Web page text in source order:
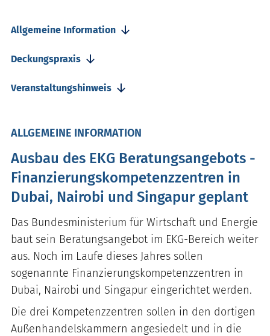
Allgemeine Information
Deckungspraxis
Veranstaltungshinweis
ALLGEMEINE INFORMATION
Ausbau des EKG Beratungsangebots -
Finanzierungskompetenzzentren in
Dubai, Nairobi und Singapur geplant
Das Bundesministerium für Wirtschaft und Energie
baut sein Beratungsangebot im EKG-Bereich weiter
aus. Noch im Laufe dieses Jahres sollen
sogenannte Finanzierungskompetenzzentren in
Dubai, Nairobi und Singapur eingerichtet werden.
Die drei Kompetenzzentren sollen in den dortigen
Außenhandelskammern angesiedelt und in die